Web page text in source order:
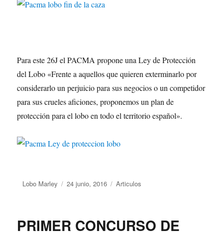
Para este 26J el PACMA propone una Ley de Protección
del Lobo «Frente a aquellos que quieren exterminarlo por
considerarlo un perjuicio para sus negocios o un competidor
para sus crueles aficiones, proponemos un plan de
protección para el lobo en todo el territorio español».
Autor
Lobo Marley
Publicado
24 junio, 2016 Categorías
Articulos
PRIMER CONCURSO DE